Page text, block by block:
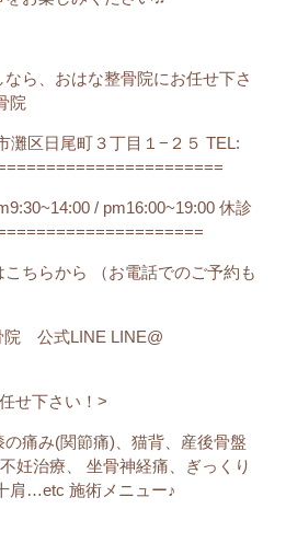
ら、おはな整骨院にお任せ下さ
院
灘区日尾町３丁目１−２５ TEL:
/ pm16:00~19:00 休診
ちらから （お電話でのご予約も
院 公式LINE LINE@
せ下さい！>
痛み(関節痛)、猫背、産後骨盤
妊治療、 坐骨神経痛、ぎっくり
肩…etc 施術メニュー♪